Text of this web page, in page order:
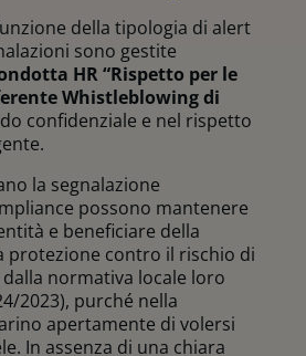
della tipologia di alert
sono gestite
HR “Rispetto per le
Whistleblowing di
confidenziale e nel rispetto
la segnalazione
possono mantenere
e beneficiare della
protezione contro il rischio di
normativa locale loro
2023), purché nella
apertamente di volersi
​In assenza di una chiara